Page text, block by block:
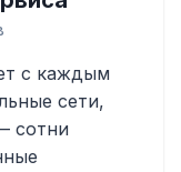
с каждым
сети,
сотни